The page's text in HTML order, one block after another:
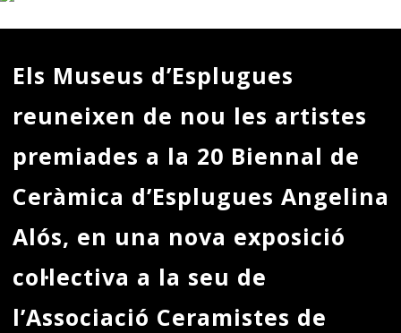
Els Museus d’Esplugues
reuneixen de nou les artistes
premiades a la 20 Biennal de
Ceràmica d’Esplugues Angelina
Alós, en una nova exposició
col·lectiva a la seu de
l’Associació Ceramistes de